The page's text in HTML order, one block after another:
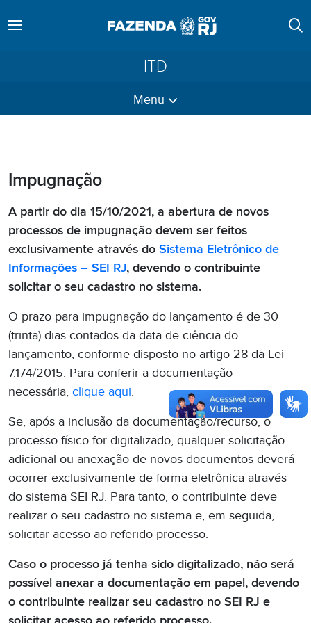
ITD
Menu
Impugnação
A partir do dia 15/10/2021, a abertura de novos
processos de impugnação devem ser feitos
exclusivamente através do Sistema Eletrônico de
Informações – SEI RJ, devendo o contribuinte
solicitar o seu cadastro no sistema.
O prazo para impugnação do lançamento é de 30
(trinta) dias contados da data de ciência do
lançamento, conforme disposto no artigo 28 da Lei
7.174/2015. Para conferir a documentação
necessária, clique aqui.
Se, após a inclusão da documentação/recurso, o
processo físico for digitalizado, qualquer solicitação
adicional ou anexação de novos documentos deverá
ocorrer exclusivamente de forma eletrônica através
do sistema SEI RJ. Para tanto, o contribuinte deve
realizar o seu cadastro no sistema e, em seguida,
solicitar acesso ao referido processo.
Caso o processo já tenha sido digitalizado, não será
possível anexar a documentação em papel, devendo
o contribuinte realizar seu cadastro no SEI RJ e